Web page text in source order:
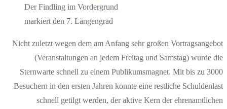
Der Findling im Vordergrund
markiert den 7. Längengrad
Nicht zuletzt wegen dem am Anfang sehr großen Vortragsangebot
(Veranstaltungen an jedem Freitag und Samstag) wurde die
Sternwarte schnell zu einem Publikumsmagnet. Mit bis zu 3000
Besuchern in den ersten Jahren konnte eine restliche Schuldenlast
schnell getilgt werden, der aktive Kern der ehrenamtlichen